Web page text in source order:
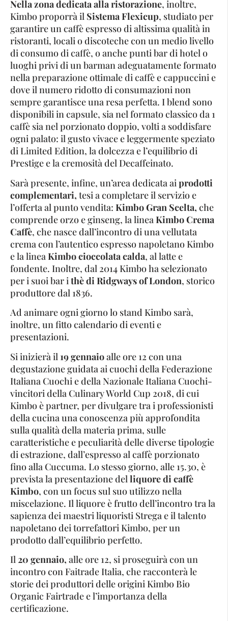
Nella zona dedicata alla ristorazione, inoltre,
Kimbo proporrà il Sistema Flexicup, studiato per
garantire un caffè espresso di altissima qualità in
ristoranti, locali o discoteche con un medio livello
di consumo di caffè, o anche punti bar di hotel o
luoghi privi di un barman adeguatamente formato
nella preparazione ottimale di caffè e cappuccini e
dove il numero ridotto di consumazioni non
sempre garantisce una resa perfetta. I blend sono
disponibili in capsule, sia nel formato classico da 1
caffè sia nel porzionato doppio, volti a soddisfare
ogni palato: il gusto vivace e leggermente speziato
di Limited Edition, la dolcezza e l’equilibrio di
Prestige e la cremosità del Decaffeinato.
Sarà presente, infine, un’area dedicata aiprodotti
complementari, tesi a completare il servizio e
l’offerta al punto vendita: Kimbo Gran Scelta, che
comprende orzo e ginseng, la lineaKimbo Crema
Caffè, che nasce dall’incontro di una vellutata
crema con l’autentico espresso napoletano Kimbo
e la lineaKimbo cioccolata calda, al latte e
fondente. Inoltre, dal 2014 Kimbo ha selezionato
per i suoi bar ithè di Ridgways of London, storico
produttore dal 1836.
Ad animare ogni giorno lo stand Kimbo sarà,
inoltre, un fitto calendario di eventi e
presentazioni.
Si inizierà il 19 gennaioalle ore 12 con una
degustazione guidata ai cuochi della Federazione
Italiana Cuochi e della Nazionale Italiana Cuochi-
vincitori della Culinary World Cup 2018, di cui
Kimbo è partner, per divulgare tra i professionisti
della cucina una conoscenza più approfondita
sulla qualità della materia prima, sulle
caratteristiche e peculiarità delle diverse tipologie
di estrazione, dall’espresso al caffè porzionato
fino alla Cuccuma. Lo stesso giorno, alle 15.30, è
prevista la presentazione del liquore di caffè
Kimbo, con un focus sul suo utilizzo nella
miscelazione. Il liquore è frutto dell’incontro tra la
sapienza dei maestri liquoristi Strega e il talento
napoletano dei torrefattori Kimbo, per un
prodotto dall’equilibrio perfetto.
Il20 gennaio, alle ore 12, si proseguirà con un
incontro con Faitrade Italia, che racconterà le
storie dei produttori delle origini Kimbo Bio
Organic Fairtrade e l’importanza della
certificazione.